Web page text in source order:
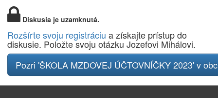
Diskusia je uzamknutá.
Rozšírte svoju registráciu a získajte prístup do
diskusie. Položte svoju otázku Jozefovi Mihálovi.
Pozri 'ŠKOLA MZDOVEJ ÚČTOVNÍČKY 2023' v